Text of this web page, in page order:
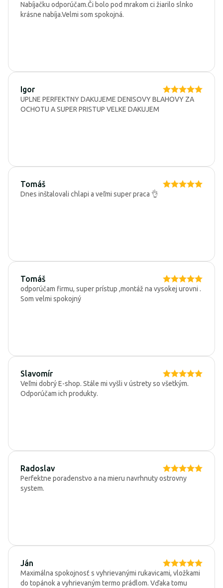
Nabíjačku odporúčam.Či bolo pod mrakom ci žiarilo slnko
krásne nabíja.Velmi som spokojná.
Igor
UPLNE PERFEKTNY DAKUJEME DENISOVY BLAHOVY ZA
OCHOTU A SUPER PRISTUP VELKE DAKUJEM
Tomáš
Dnes inštalovali chlapi a veľmi super praca 👌
Tomáš
odporúčam firmu, super prístup ,montáž na vysokej urovni .
Som velmi spokojný
Slavomír
Veľmi dobrý E-shop. Stále mi vyšli v ústrety so všetkým.
Odporúčam ich produkty.
Radoslav
Perfektne poradenstvo a na mieru navrhnuty ostrovny
system.
Ján
Maximálna spokojnosť s vyhrievanými rukavicami, vložkami
do topánok a vyhrievaným termo prádlom. Vďaka tomu